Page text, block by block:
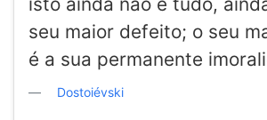
seu maior defeito; o seu
é a sua permanente
Dostoiévski